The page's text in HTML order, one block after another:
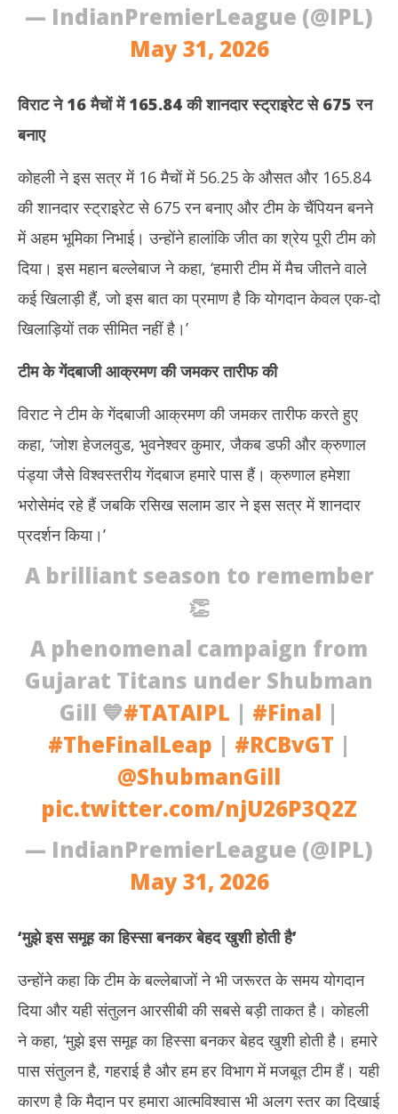
— IndianPremierLeague (@IPL)
May 31, 2026
विराट ने 16 मैचों में165.84की शानदार स्ट्राइरेट से 675 रन
बनाए
कोहली ने इस सत्र में 16 मैचों में 56.25 के औसत और 165.84
की शानदार स्ट्राइरेट से 675 रन बनाए और टीम के चैंपियन बनने
में अहम भूमिका निभाई। उन्होंने हालांकि जीत का श्रेय पूरी टीम को
दिया। इस महान बल्लेबाज ने कहा, ‘हमारी टीम में मैच जीतने वाले
कई खिलाड़ी हैं, जो इस बात का प्रमाण है कि योगदान केवल एक-दो
खिलाड़ियों तक सीमित नहीं है।’
टीम के गेंदबाजी आक्रमण की जमकर तारीफ की
विराट ने टीम के गेंदबाजी आक्रमण की जमकर तारीफ करते हुए
कहा, ‘जोश हेजलवुड, भुवनेश्वर कुमार, जैकब डफी और क्रुणाल
पंड्या जैसे विश्वस्तरीय गेंदबाज हमारे पास हैं। क्रुणाल हमेशा
भरोसेमंद रहे हैं जबकि रसिख सलाम डार ने इस सत्र में शानदार
प्रदर्शन किया।’
A brilliant season to remember
👏
A phenomenal campaign from
Gujarat Titans under Shubman
Gill 💙#TATAIPL | #Final |
#TheFinalLeap | #RCBvGT |
@ShubmanGill
pic.twitter.com/njU26P3Q2Z
— IndianPremierLeague (@IPL)
May 31, 2026
‘मुझे इस समूह का हिस्सा बनकर बेहद खुशी होती है’
उन्होंने कहा कि टीम के बल्लेबाजों ने भी जरूरत के समय योगदान
दिया और यही संतुलन आरसीबी की सबसे बड़ी ताकत है। कोहली
ने कहा, ‘मुझे इस समूह का हिस्सा बनकर बेहद खुशी होती है। हमारे
पास संतुलन है, गहराई है और हम हर विभाग में मजबूत टीम हैं। यही
कारण है कि मैदान पर हमारा आत्मविश्वास भी अलग स्तर का दिखाई